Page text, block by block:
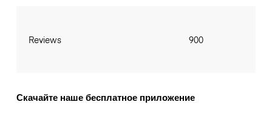
Reviews 900
Скачайте наше бесплатное приложение